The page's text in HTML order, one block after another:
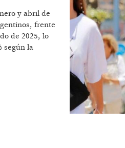
y abril de
frente
de 2025, lo
según la